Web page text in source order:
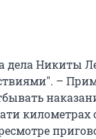
дела Никиты
–
километрах